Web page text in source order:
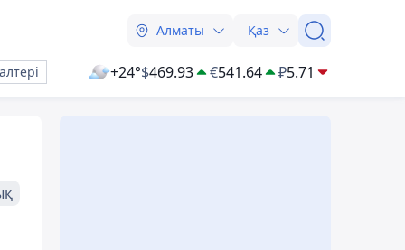
Алматы Қаз
+24°$469.93 €541.64 ₽5.71